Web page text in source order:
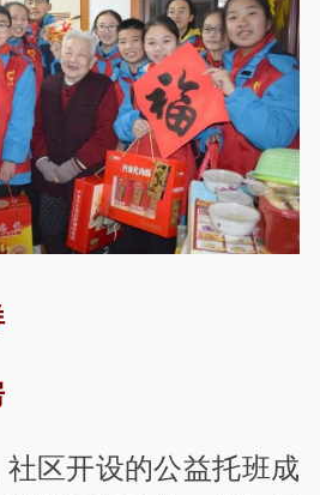
区开设的公益托班成